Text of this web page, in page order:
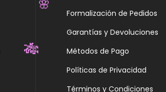
Formalización de Pedidos
Garantías y Devoluciones
Métodos de Pago
Políticas de Privacidad
Términos y Condiciones